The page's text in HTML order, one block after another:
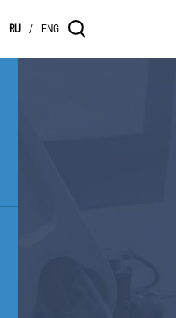
RU / ENG